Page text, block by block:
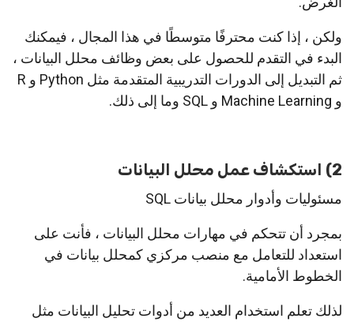
ولكن ، إذا كنت محترفًا متوسطًا في هذا المجال ، فيمكنك
البدء في التقدم للحصول على بعض وظائف محلل البيانات ،
ثم التبديل إلى الدورات التدريبية المتقدمة مثل Python و R
و Machine Learning و SQL وما إلى ذلك.
2) استكشاف عمل محلل البيانات
مسئوليات وأدوار محلل بيانات SQL
بمجرد أن تتحكم في مهارات محلل البيانات ، فأنت على
استعداد للتعامل مع منصب مركزي كمحلل بيانات في
الخطوط الأمامية.
لذلك تعلم استخدام العديد من أدوات تحليل البيانات مثل